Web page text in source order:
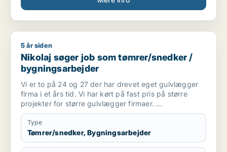
Nikolaj søger job som tømrer/snedker / bygningsarbejder
5 år siden
Nikolaj søger job som tømrer/snedker /
bygningsarbejder
Vi er to på 24 og 27 der har drevet eget gulvlægger
firma i et års tid. Vi har kørt på fast pris på større
projekter for større gulvlægger firmaer.
Speciale er vinyl og linoleum, men vi laver selvfølglig
alt.Type
Tømrer/snedker, Bygningsarbejder